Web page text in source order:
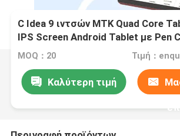
C Idea 9 ιντσών MTK Quad Core
IPS Screen Android Tablet με Pen
Κόκκινο
MOQ：20 Τιμή：
Καλύτερη τιμή